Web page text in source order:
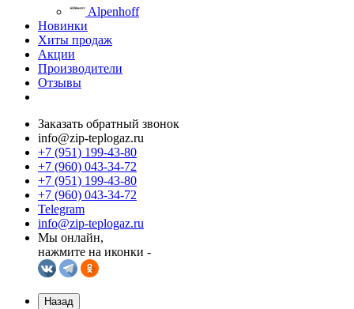
Alpenhoff
Новинки
Хиты продаж
Акции
Производители
Отзывы
Заказать обратный звонок
info@zip-teplogaz.ru
+7 (951) 199-43-80
+7 (960) 043-34-72
+7 (951) 199-43-80
+7 (960) 043-34-72
Telegram
info@zip-teplogaz.ru
Мы онлайн,
нажмите на иконки -
Назад